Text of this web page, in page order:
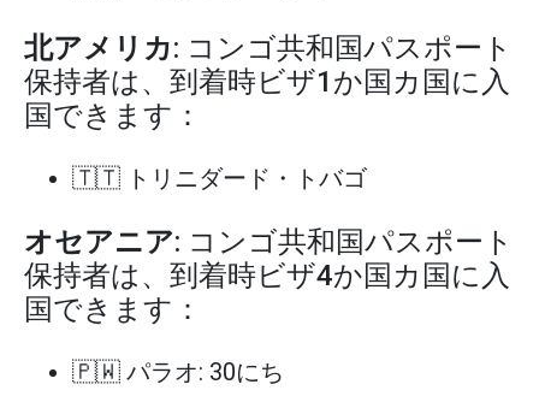
北アメリカ: コンゴ共和国パスポート
保持者は、到着時ビザ1か国カ国に入
国できます：
🇹🇹 トリニダード・トバゴ
オセアニア: コンゴ共和国パスポート
保持者は、到着時ビザ4か国カ国に入
国できます：
🇵🇼 パラオ: 30にち